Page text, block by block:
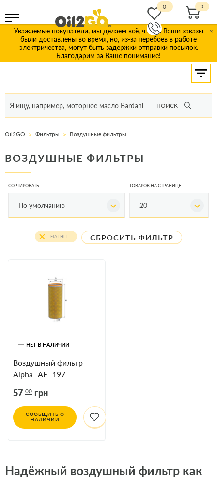
Уважаемые покупатели, мы делаем всё, чтобы Ваши заказы
были доставлены во время, но, из-за перебоев в работе
электричества, могут быть задержки отправки посылок.
Благодарим за Ваше понимание!
×
ПОИСК
0
Oil2GO Фильтры Воздушные фильтры
ВОЗДУШНЫЕ ФИЛЬТРЫ
СОРТИРОВАТЬ
По умолчанию
ТОВАРОВ НА СТРАНИЦЕ
20
FIAT-HIT СБРОСИТЬ ФИЛЬТР
НЕТ В НАЛИЧИИ
Воздушный фильтр
Alpha -AF -197
57 00 грн
СООБЩИТЬ О
НАЛИЧИИ
Надёжный воздушный фильтр как